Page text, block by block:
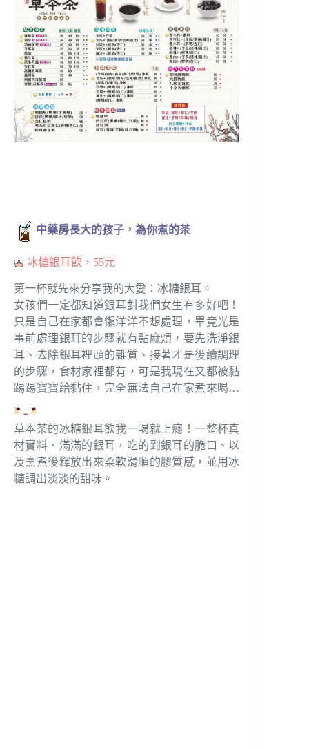
中藥房長大的孩子，為你煮的茶
冰糖銀耳飲，55元
第一杯就先來分享我的大愛：冰糖銀耳。
女孩們一定都知道銀耳對我們女生有多好吧！
只是自己在家都會懶洋洋不想處理，畢竟光是
事前處理銀耳的步驟就有點麻煩，要先洗淨銀
耳、去除銀耳裡頭的雜質、接著才是後續調理
的步驟，食材家裡都有，可是我現在又都被黏
踢踢寶寶給黏住，完全無法自己在家煮來喝…
草本茶的冰糖銀耳飲我一喝就上癮！一整杯真
材實料、滿滿的銀耳，吃的到銀耳的脆口、以
及烹煮後釋放出來柔軟滑順的膠質感，並用冰
糖調出淡淡的甜味。